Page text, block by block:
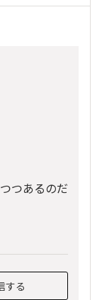
つあるのだ
する